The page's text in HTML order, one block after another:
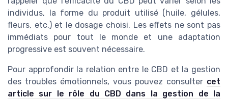
individus, la forme du produit utilisé (huile, gélules,
fleurs, etc.) et le dosage choisi. Les effets ne sont pas
immédiats pour tout le monde et une adaptation
progressive est souvent nécessaire.
Pour approfondir la relation entre le CBD et la gestion
des troubles émotionnels, vous pouvez consulter cet
article sur le rôle du CBD dans la gestion de la